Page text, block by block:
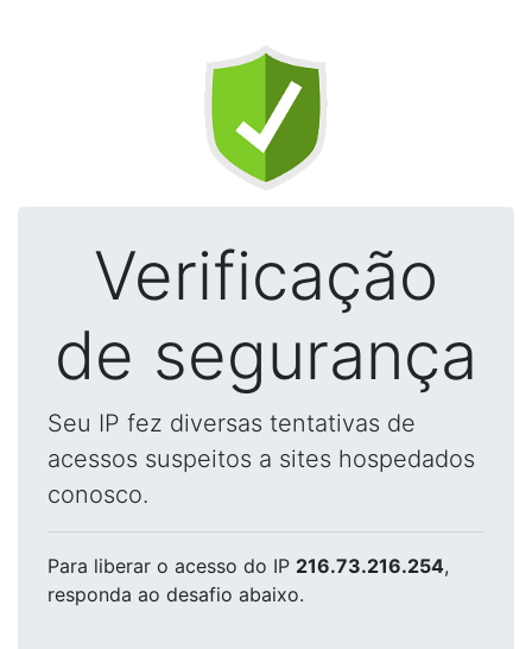
Verificação
de segurança
Seu IP fez diversas tentativas de
acessos suspeitos a sites hospedados
conosco.
Para liberar o acesso do IP 216.73.216.254,
responda ao desafio abaixo.